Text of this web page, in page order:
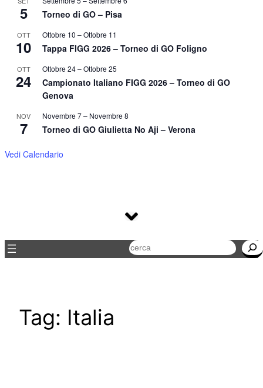
5 Torneo di GO – Pisa
OTT
10
Ottobre 10 –Ottobre 11
Tappa FIGG 2026 – Torneo di GO Foligno
OTT
24
Ottobre 24–Ottobre 25
Campionato Italiano FIGG 2026 – Torneo di GO
Genova
NOV
7
Novembre 7– Novembre 8
Torneo di GO Giulietta No Aji – Verona
Vedi Calendario
Cerca
Tag: Italia